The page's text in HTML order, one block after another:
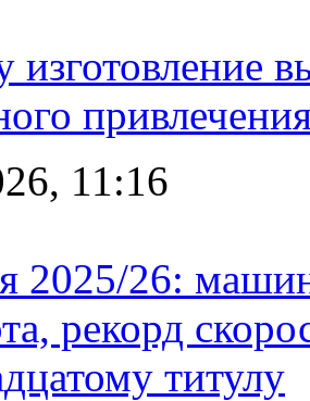
изготовление
11:16
2025/26:
рекорд
титулу